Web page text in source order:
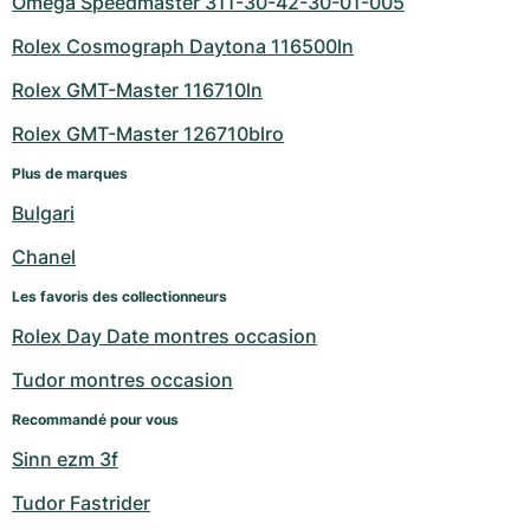
Rolex Cosmograph Daytona 116500ln
Rolex GMT-Master 116710ln
Rolex GMT-Master 126710blro
Plus de marques
Bulgari
Chanel
Les favoris des collectionneurs
Rolex Day Date montres occasion
Tudor montres occasion
Recommandé pour vous
Sinn ezm 3f
Tudor Fastrider